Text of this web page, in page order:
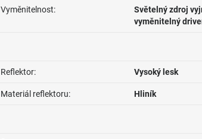
Vyměnitelnost:
Světelný zdroj
vyměnitelný
Reflektor: Vysoký lesk
Materiál reflektoru: Hliník